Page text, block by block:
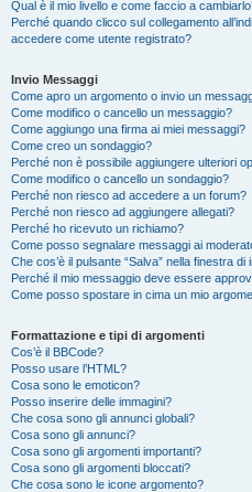
Qual è il mio livello e come faccio a
Perché quando clicco sul collegamento
accedere come utente registrato?
Invio Messaggi
Come apro un argomento o invio un
Come modifico o cancello un messaggio?
Come aggiungo una firma ai miei messaggi?
Come creo un sondaggio?
Perché non è possibile aggiungere ulteriori
Come modifico o cancello un sondaggio?
Perché non riesco ad accedere a un forum?
Perché non riesco ad aggiungere allegati?
Perché ho ricevuto un richiamo?
Come posso segnalare messaggi ai
Che cos’è il pulsante “Salva” nella finestra
Perché il mio messaggio deve essere
Come posso spostare in cima un mio
Formattazione e tipi di argomenti
Cos’è il BBCode?
Posso usare l’HTML?
Cosa sono le emoticon?
Posso inserire delle immagini?
Che cosa sono gli annunci globali?
Cosa sono gli annunci?
Cosa sono gli argomenti importanti?
Cosa sono gli argomenti bloccati?
Che cosa sono le icone argomento?